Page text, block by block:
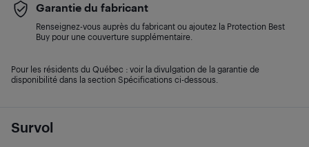
Survol
Garantie du fabricant
Renseignez-vous auprès du fabricant ou ajoutez la Protection Best
Buy pour une couverture supplémentaire.
Pour les résidents du Québec : voir la divulgation de la garantie de
disponibilité dans la section Spécifications ci-dessous.